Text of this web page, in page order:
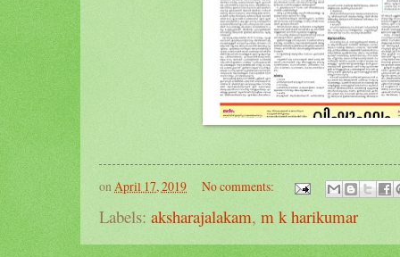
onApril 17, 2019 No comments:
Labels: aksharajalakam, m k harikumar